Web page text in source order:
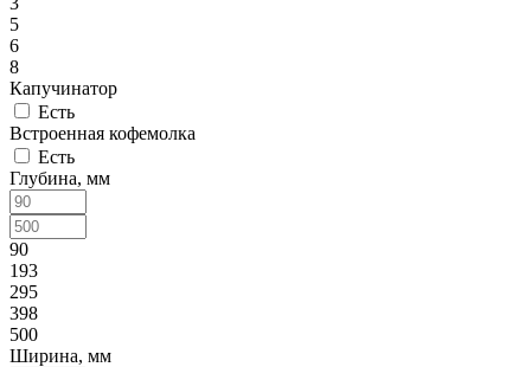
5
6
8
Капучинатор
Есть
Встроенная кофемолка
Есть
Глубина, мм
90
193
295
398
500
Ширина, мм